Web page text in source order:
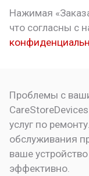
Нажимая
что согласны с
Проблемы с
услуг по
обслуживания
ваше
эффективно.